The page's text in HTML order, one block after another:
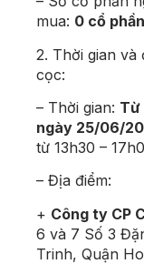
mua: 0 cổ phần
2. Thời gian và
cọc:
– Thời gian: Từ
ngày 25/06/
từ 13h30 –
– Địa điểm:
+ Công ty CP
6 và 7 Số 3
Trinh, Quận